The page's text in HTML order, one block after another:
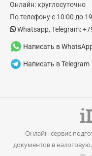
window
new
window
Онлайн: круглосуточно
По телефону с 10:00 до
Whatsapp, Telegram:
Написать в
Написать в Telegram
Онлайн-сервис
документов в